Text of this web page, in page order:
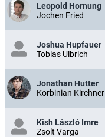
Leopold Hornung
Jochen Fried
Joshua Hupfauer
Tobias Ulbrich
Jonathan Hutter
Korbinian Kirchner
Kish László Imre
Zsolt Varga